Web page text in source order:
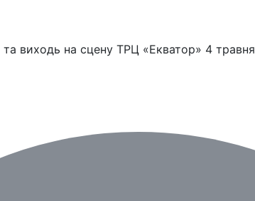
виходь на сцену ТРЦ «Екватор» 4 травня